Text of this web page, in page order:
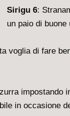
Sirigu 6:
un paio di
voglia di fare
impostando
in occasione